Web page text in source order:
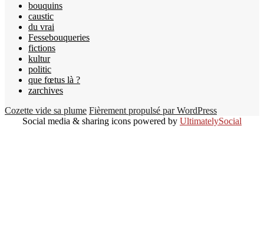
bouquins
caustic
du vrai
Fessebouqueries
fictions
kultur
politic
que fœtus là ?
zarchives
Cozette vide sa plume Fièrement propulsé par WordPress
Social media & sharing icons powered by UltimatelySocial